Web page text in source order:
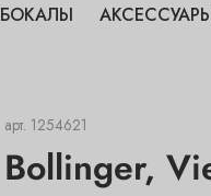
БОКАЛЫ
арт. 1254621
Bollinger,